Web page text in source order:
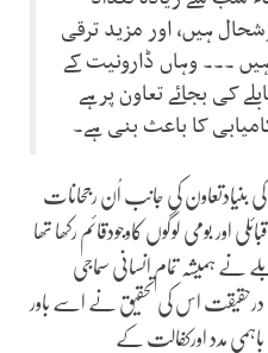
ہیں، اور مزید ترقی
۔۔۔ وہاں ڈارونیت کے
کی بجائے تعاون پرہے
کا باعث بنی ہے۔
بنیادتعاون کی جانب اُن رجحانات
اور بومی لوگوں کاوجودقائم رکھا تھا
نے ہمیشہ تمام انسانی سماجی
۔ درحقیقت اس کی تحقیق نے اسے باور
باہمی مدد اورکفالت کے